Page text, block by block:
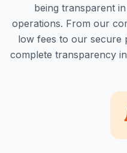
being transparent
operations. From our
low fees to our secure
complete transparency